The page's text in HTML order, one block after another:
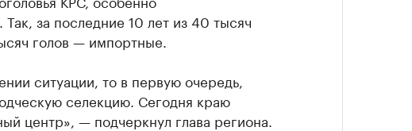
за последние 10 лет из 40 тысяч
голов — импортные.
ситуации, то в первую очередь,
селекцию. Сегодня краю
центр», — подчеркнул глава региона.